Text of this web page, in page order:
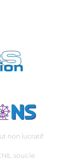
non lucratif
sous le